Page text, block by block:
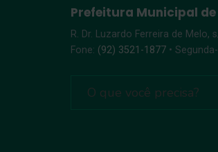
Prefeitura Municipal
R. Dr. Luzardo Ferreira de Melo,
Fone: (92) 3521-1877 •